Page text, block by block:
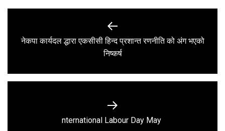
navigation
Previous
post:
नेकपा कार्यदल द्धारा एकसीसी हिन्द प्रशान्त रणनीति को अंग भएको
निष्कर्ष
Next
nternational Labour Day May